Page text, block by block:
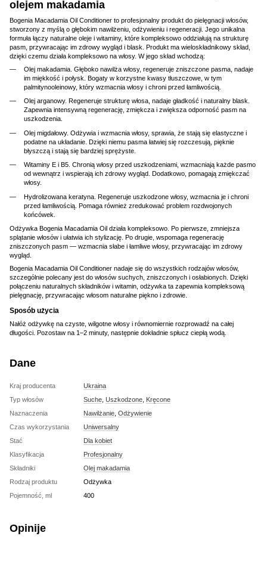
olejem makadamia
Bogenia Macadamia Oil Conditioner to profesjonalny produkt do pielęgnacji włosów,
stworzony z myślą o głębokim nawilżeniu, odżywieniu i regeneracji. Jego unikalna
formuła łączy naturalne oleje i witaminy, które kompleksowo oddziałują na strukturę
pasm, przywracając im zdrowy wygląd i blask. Produkt ma wieloskładnikowy skład,
dzięki czemu działa kompleksowo na włosy. W jego skład wchodzą:
Olej makadamia. Głęboko nawilża włosy, regeneruje zniszczone pasma, nadaje
im miękkość i połysk. Bogaty w korzystne kwasy tłuszczowe, w tym
palmitynooleinowy, który wzmacnia włosy i chroni przed łamliwością.
Olej arganowy. Regeneruje strukturę włosa, nadaje gładkość i naturalny blask.
Zapewnia intensywną regenerację, zmiękcza i zwiększa odporność pasm na
uszkodzenia.
Olej migdałowy. Odżywia i wzmacnia włosy, sprawia, że stają się elastyczne i
podatne na układanie. Dzięki niemu pasma łatwiej się rozczesują, pięknie
błyszczą i stają się bardziej sprężyste.
Witaminy E i B5. Chronią włosy przed uszkodzeniami, wzmacniają każde pasmo
od wewnątrz i wspierają ich zdrowy wygląd. Dodatkowo, pomagają zmiękczać
włosy.
Hydrolizowana keratyna. Regeneruje uszkodzone włosy, wzmacnia je i chroni
przed łamliwością. Pomaga również zredukować problem rozdwojonych
końcówek.
Odżywka Bogenia Macadamia Oil działa kompleksowo. Po pierwsze, zmniejsza
splątanie włosów i ułatwia ich stylizację. Po drugie, wspomaga regenerację
zniszczonych pasm — wzmacnia słabe i łamliwe włosy, przywracając im zdrowy
wygląd.
Bogenia Macadamia Oil Conditioner nadaje się do wszystkich rodzajów włosów,
szczególnie polecany jest do włosów suchych, zniszczonych i osłabionych. Dzięki
połączeniu naturalnych składników i witamin, odżywka ta zapewnia kompleksową
pielęgnację, przywracając włosom naturalne piękno i zdrowie.
Sposób użycia
Nałóż odżywkę na czyste, wilgotne włosy i równomiernie rozprowadź na całej
długości. Pozostaw na 1–2 minuty, następnie dokładnie spłucz ciepłą wodą.
Dane
Kraj producenta
Ukraina
Typ włosów
Suche Uszkodzone Kręcone
Naznaczenia
Nawilżanie Odżywienie
Czas wykorzystania
Uniwersalny
Stać
Dla kobiet
Klasyfikacja
Profesjonalny
Składniki
Olej makadamia
Rodzaj produktu
Odżywka
Pojemność, ml
400
Opinije